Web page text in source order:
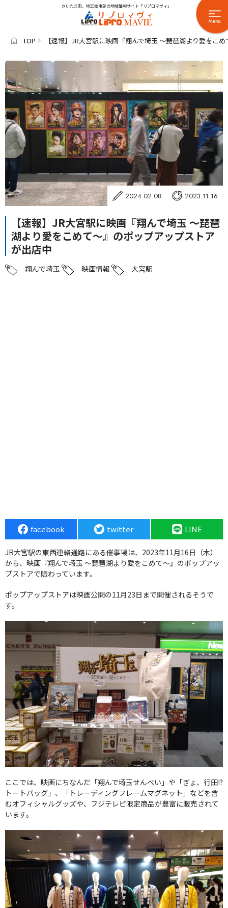
さいたま市、埼玉県南部の地域情報サイト「リプロマヴィ」
TOP 【速報】JR大宮駅に映画『翔んで埼玉 ～琵琶湖より愛をこ
2024.02.08 2023.11.16
【速報】JR大宮駅に映画『翔んで埼玉 ～琵琶
湖より愛をこめて～』のポップアップストア
が出店中
翔んで埼玉 映画情報 大宮駅
facebook twitter LINE
JR大宮駅の東西連絡通路にある催事場は、2023年11月16日（木）
から、映画『翔んで埼玉 ～琵琶湖より愛をこめて～』のポップアッ
プストアで賑わっています。
ポップアップストアは映画公開の11月23日まで開催されるそうで
す。
ここでは、映画にちなんだ「翔んで埼玉せんべい」や「ぎょ、行田!?
トートバッグ」、「トレーディングフレームマグネット」などを含
むオフィシャルグッズや、フジテレビ限定商品が豊富に販売されて
います。